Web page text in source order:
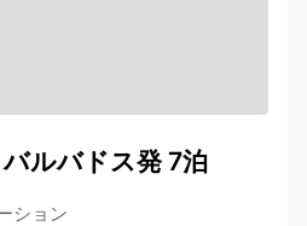
ルバドス発 7泊
ション